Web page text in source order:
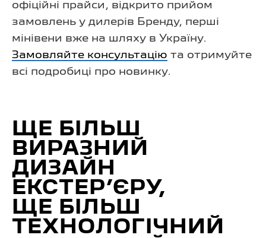
офіційні прайси, відкрито прийом
замовлень у дилерів Бренду, перші
мінівени вже на шляху в Україну.
Замовляйте консультацію та отримуйте
всі подробиці про новинку.
ЩЕ БІЛЬШ
ВИРАЗНИЙ
ДИЗАЙН
ЕКСТЕР’ЄРУ,
ЩЕ БІЛЬШ
ТЕХНОЛОГІЧНИЙ